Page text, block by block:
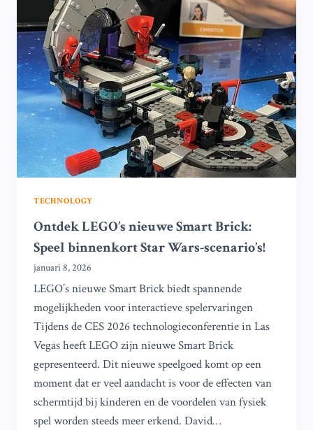
GRAPPENMAKENDE
ROBOT?
JAPAN
STREEFT
ERNAAR
CHINA
BIJ
TE
BENEN
OP
HET
GEBIED
HUMANOÏDE
TECHNOLOGY
Ontdek LEGO’s nieuwe Smart Brick:
Speel binnenkort Star Wars-scenario’s!
januari 8, 2026
LEGO’s nieuwe Smart Brick biedt spannende
mogelijkheden voor interactieve spelervaringen
Tijdens de CES 2026 technologieconferentie in Las
Vegas heeft LEGO zijn nieuwe Smart Brick
gepresenteerd. Dit nieuwe speelgoed komt op een
moment dat er veel aandacht is voor de effecten van
schermtijd bij kinderen en de voordelen van fysiek
spel worden steeds meer erkend. David…